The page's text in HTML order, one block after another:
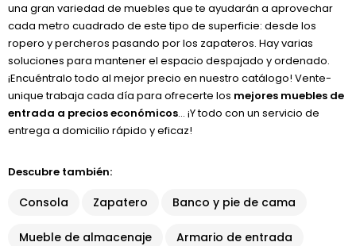
una gran variedad de muebles que te ayudarán a aprovechar
cada metro cuadrado de este tipo de superficie: desde los
ropero y percheros pasando por los zapateros. Hay varias
soluciones para mantener el espacio despajado y ordenado.
¡Encuéntralo todo al mejor precio en nuestro catálogo! Vente-
unique trabaja cada día para ofrecerte los mejores muebles de
entrada a precios económicos… ¡Y todo con un servicio de
entrega a domicilio rápido y eficaz!
Descubre también:
Consola Zapatero Banco y pie de cama
Mueble de almacenaje Armario de entrada